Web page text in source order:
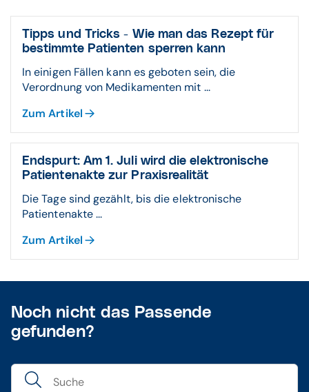
Tipps und Tricks - Wie man das Rezept für
bestimmte Patienten sperren kann
In einigen Fällen kann es geboten sein, die
Verordnung von Medikamenten mit ...
Zum Artikel
Endspurt: Am 1. Juli wird die elektronische
Patientenakte zur Praxisrealität
Die Tage sind gezählt, bis die elektronische
Patientenakte ...
Zum Artikel
Noch nicht das Passende
gefunden?